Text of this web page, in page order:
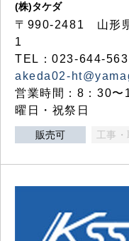
(株)タケダ
〒990-2481 山形
1
TEL：023-644-
akeda02-
営業時間：8：30〜
曜日・祝祭日
販売可 工事